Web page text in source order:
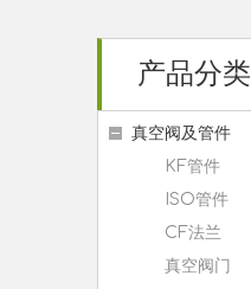
产品分类
真空阀及管件
KF管件
ISO管件
CF法兰
真空阀门